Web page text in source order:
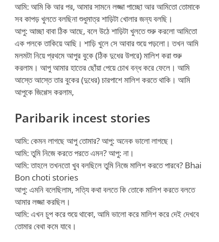
আমি: আমি কি আর পর, আমার সামনে লজ্জা পাচ্ছো আর আমিতো তোমাকে
সব কাপড় খুলতে বলছিনা শুধুমাত্র শাড়িটা খোলার জন্য বলছি।
আপু: আচ্ছা বাবা ঠিক আছে, বলে উঠে শাড়িটা খুলতে শুরু করলো আমিতো
এক পলকে তাকিয়ে আছি। শাড়ি খুলে সে আবার শুয়ে পড়লো। তখন আমি
মলমটা নিয়ে প্রথমে আপুর বুকে (ঠিক দুধের উপরে) মালিশ করা শুরু
করলাম। আপু আমার হাতের ছোঁয়া পেয়ে চোখ বন্ধ করে ফেলে। আমি
আস্তে আস্তে তার বুকের (দুধের) চারপাশে মালিশ করতে থাকি। আমি
আপুকে জিগ্গেস করলাম,
Paribarik incest stories
আমি: কেমন লাগছে আপু তোমার? আপু: অনেক ভালো লাগছে।
আমি: তুমি নিজে করতে পরতে এমন? আপু: না।
আমি: তাহলে তখনতো খুব বলছিলে তুমি নিজে মালিশ করতে পারবে? Bhai
Bon choti stories
আপু: এমনি বলেছিলাম, সত্যি কথা বলতে কি তোকে মালিশ করতে বলতে
আমার লজ্জা করছিল।
আমি: এখন চুপ করে শুয়ে থাকো, আমি ভালো করে মালিশ করে দেই দেখবে
তোমার বেথা কমে যাবে।